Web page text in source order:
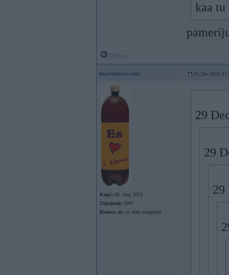
kaa
martinssirants 29. Dec 2013,
Kopš: 08. Aug 2013
Ziņojumi: 5097
Braucu ar: uz lohu mugurām
29
29
29